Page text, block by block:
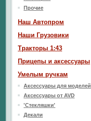
Прочие
Наш Aвтопром
Наши Грузовики
Тракторы 1:43
Прицепы и аксессуары
Умелым ручкам
Аксессуары для моделей
Аксессуары от AVD
'Стекляшки'
Декали